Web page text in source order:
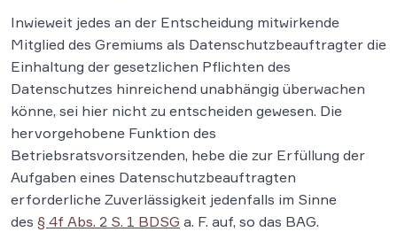
Inwieweit jedes an der Entscheidung mitwirkende
Mitglied des Gremiums als Datenschutzbeauftragter die
Einhaltung der gesetzlichen Pflichten des
Datenschutzes hinreichend unabhängig überwachen
könne, sei hier nicht zu entscheiden gewesen. Die
hervorgehobene Funktion des
Betriebsratsvorsitzenden, hebe die zur Erfüllung der
Aufgaben eines Datenschutzbeauftragten
erforderliche Zuverlässigkeit jedenfalls im Sinne
des § 4f Abs. 2 S. 1 BDSG a. F. auf, so das BAG.